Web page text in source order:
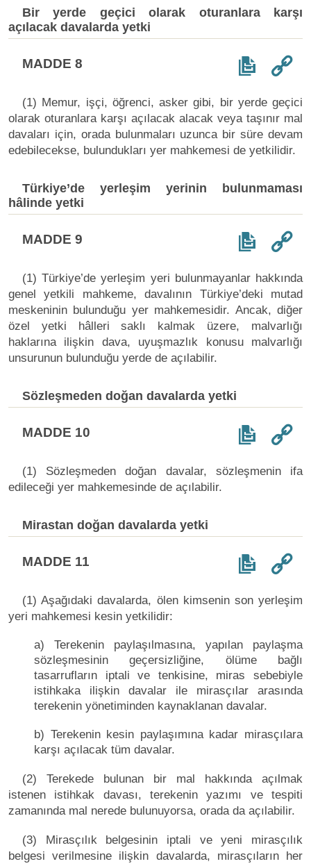
Bir yerde geçici olarak oturanlara karşı
açılacak davalarda yetki
MADDE 8
(1) Memur, işçi, öğrenci, asker gibi, bir yerde geçici
olarak oturanlara karşı açılacak alacak veya taşınır mal
davaları için, orada bulunmaları uzunca bir süre devam
edebilecekse, bulundukları yer mahkemesi de yetkilidir.
Türkiye’de yerleşim yerinin bulunmaması
hâlinde yetki
MADDE 9
(1) Türkiye’de yerleşim yeri bulunmayanlar hakkında
genel yetkili mahkeme, davalının Türkiye’deki mutad
meskeninin bulunduğu yer mahkemesidir. Ancak, diğer
özel yetki hâlleri saklı kalmak üzere, malvarlığı
haklarına ilişkin dava, uyuşmazlık konusu malvarlığı
unsurunun bulunduğu yerde de açılabilir.
Sözleşmeden doğan davalarda yetki
MADDE 10
(1) Sözleşmeden doğan davalar, sözleşmenin ifa
edileceği yer mahkemesinde de açılabilir.
Mirastan doğan davalarda yetki
MADDE 11
(1) Aşağıdaki davalarda, ölen kimsenin son yerleşim
yeri mahkemesi kesin yetkilidir:
a) Terekenin paylaşılmasına, yapılan paylaşma
sözleşmesinin geçersizliğine, ölüme bağlı
tasarrufların iptali ve tenkisine, miras sebebiyle
istihkaka ilişkin davalar ile mirasçılar arasında
terekenin yönetiminden kaynaklanan davalar.
b) Terekenin kesin paylaşımına kadar mirasçılara
karşı açılacak tüm davalar.
(2) Terekede bulunan bir mal hakkında açılmak
istenen istihkak davası, terekenin yazımı ve tespiti
zamanında mal nerede bulunuyorsa, orada da açılabilir.
(3) Mirasçılık belgesinin iptali ve yeni mirasçılık
belgesi verilmesine ilişkin davalarda, mirasçıların her